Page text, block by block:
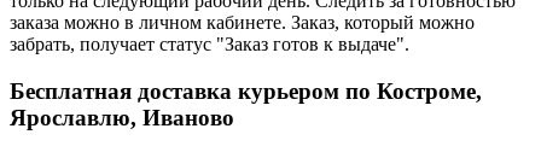
заказа можно в личном кабинете. Заказ, который можно
забрать, получает статус "Заказ готов к выдаче".
Бесплатная доставка курьером по Костроме,
Ярославлю, Иваново